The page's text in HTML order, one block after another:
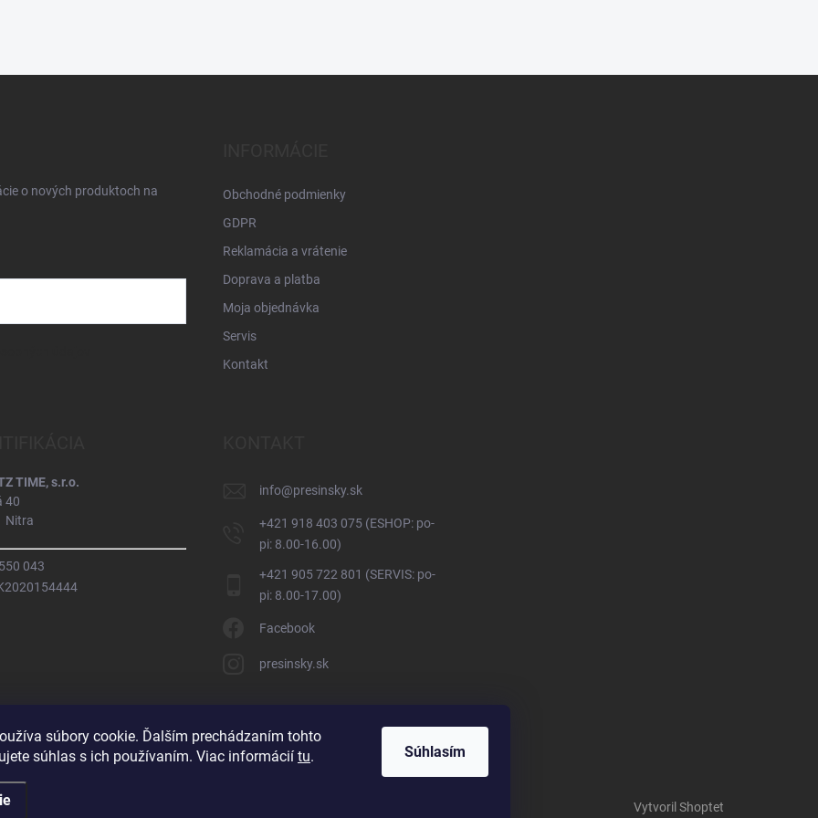
súbory cookie. Ďalším prechádzaním tohto
súhlas s ich používaním. Viac informácií tu. Súhlasím
o nových produktoch na
Obchodné podmienky
GDPR
Reklamácia a vrátenie
Doprava a platba
Moja objednávka
Servis
Kontakt
TIME, s.r.o.
40
Nitra
043
info@presinsky.sk
+421 918 403 075 (ESHOP: po-
pi: 8.00-16.00)
+421 905 722 801 (SERVIS: po-
pi: 8.00-17.00)
Facebook
presinsky.sk
Vytvoril Shoptet